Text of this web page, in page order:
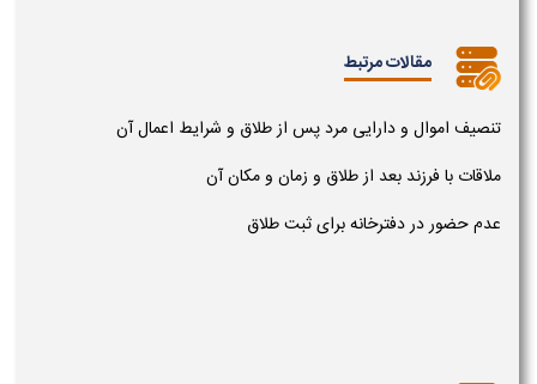
مقالات مرتبط
تنصیف اموال و دارایی مرد پس از طلاق و شرایط اعمال آن
ملاقات با فرزند بعد از طلاق و زمان و مکان آن
عدم حضور در دفترخانه برای ثبت طلاق